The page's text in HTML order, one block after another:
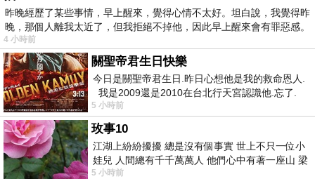
昨晚經歷了某些事情，早上醒來，覺得心情不太好。坦白說，我覺得昨
晚，那個人離我太近了，但我拒絕不掉他，因此早上醒來會有罪惡感。
4 小時前
關聖帝君生日快樂
今日是關聖帝君生日.昨日心想他是我的救命恩人.
我是2009還是2010在台北行天宮認識他.忘了.
一個奇摩交友的網友學
5 小時前
玫事10
江湖上紛紛擾擾 總是沒有個事實 世上不只一位小
娃兒 人間總有千千萬萬人 他們心中有著一座山 梁
山佛山泰華衡恆嵩 一山之高
5 小時前